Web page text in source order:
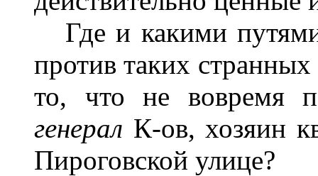
Где и какими
против таких
то, что не вовремя
генерал К-ов, хозяин
Пироговской улице?